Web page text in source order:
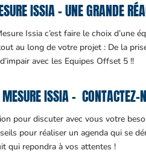
ISSIA – UNE GRANDE
Issia c’est faire le choix d’une
au long de votre projet : De la
avec les Equipes Offset 5 !!
ISSIA – CONTACTEZ-
pour discuter avec vous votre
pour réaliser un agenda qui se
qui repondra à vos attentes !